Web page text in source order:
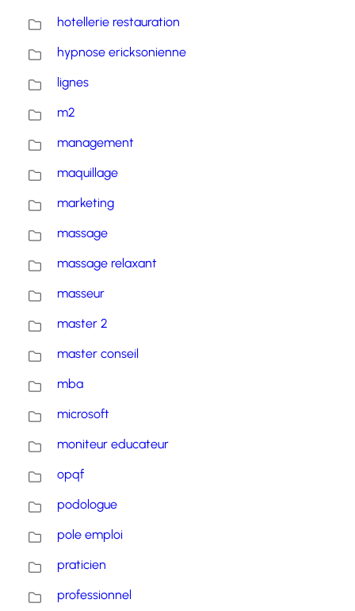
hotellerie restauration
hypnose ericksonienne
lignes
m2
management
maquillage
marketing
massage
massage relaxant
masseur
master 2
master conseil
mba
microsoft
moniteur educateur
opqf
podologue
pole emploi
praticien
professionnel